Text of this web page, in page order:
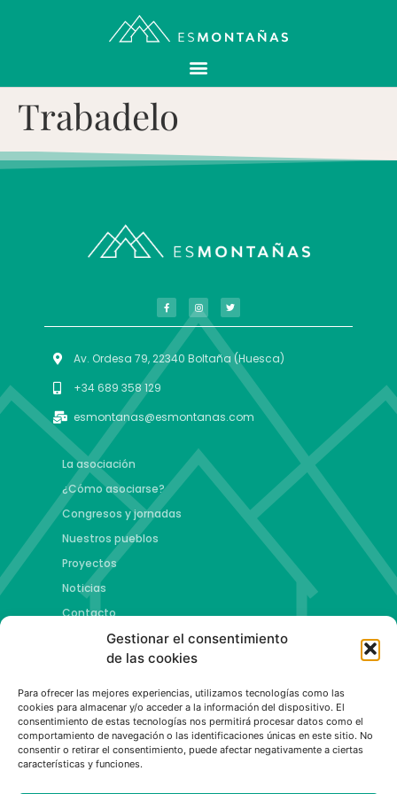
Gestionar el consentimiento
de las cookies
Para ofrecer las mejores experiencias, utilizamos tecnologías como las
cookies para almacenar y/o acceder a la información del dispositivo. El
consentimiento de estas tecnologías nos permitirá procesar datos como el
comportamiento de navegación o las identificaciones únicas en este sitio. No
consentir o retirar el consentimiento, puede afectar negativamente a ciertas
características y funciones.
Trabadelo
Av. Ordesa 79, 22340 Boltaña (Huesca)
+34 689 358 129
esmontanas@esmontanas.com
La asociación
¿Cómo asociarse?
Congresos y jornadas
Nuestros pueblos
Proyectos
Noticias
Contacto
Proyectos
Copa esMontañas
Red de emprendimiento de base tecnológica
Capital Española de las Montañas